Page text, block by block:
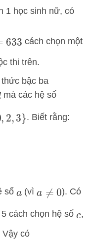
1 học sinh nữ, có
cách chọn một
thi trên.
bậc ba
mà các hệ số
, 3} . Biết rằng:
số a (vìa ≠0 ). Có
5 cách chọn hệ sốc,
Vậy có